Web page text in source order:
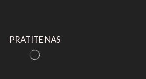
PRATITE NAS